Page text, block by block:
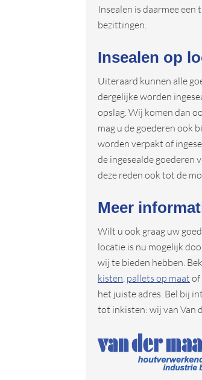
Insealen is daarmee
bezittingen.
Insealen op
Uiteraard kunnen alle
dergelijke worden
opslag. Wij komen dan
mag u de goederen ook
worden verpakt of
de ingesealde goederen
deze reden ook tot de
Meer
Wilt u ook graag uw
locatie is nu mogelijk
wij te bieden hebben.
kisten, pallets op maat of
het juiste adres. Bel bij
tot inkisten: wij van Van